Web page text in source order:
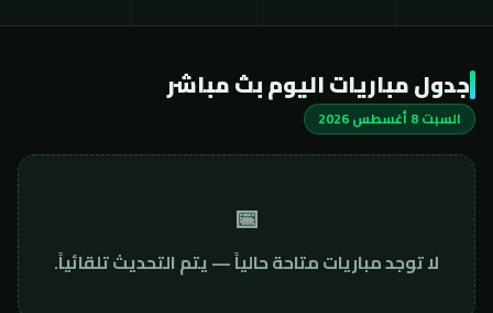
جدول مباريات اليوم بث مباشر
السبت 8 أغسطس 2026
📅
لا توجد مباريات متاحة حالياً — يتم التحديث تلقائياً.